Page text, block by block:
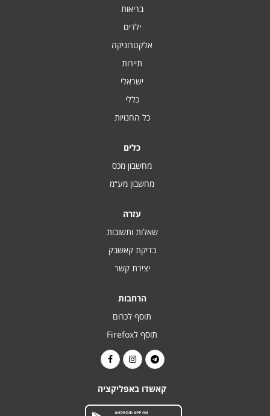
בריאות
ילדים
אלקטרוניקה
תיירות
ישראלי
כללי
כל החנויות
כלים
מחשבון מכס
מחשבון מע“מ
עזרה
שאלות ותשובות
בדיקת קאשבק
יצירת קשר
הרחבות
תוסף לכרום
תוסף לFirefox
קאשדו באפליקציה